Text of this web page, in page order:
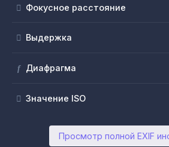
Фокусное расстояние
Выдержка
f Диафрагма
Значение ISO
Просмотр полной EXIF